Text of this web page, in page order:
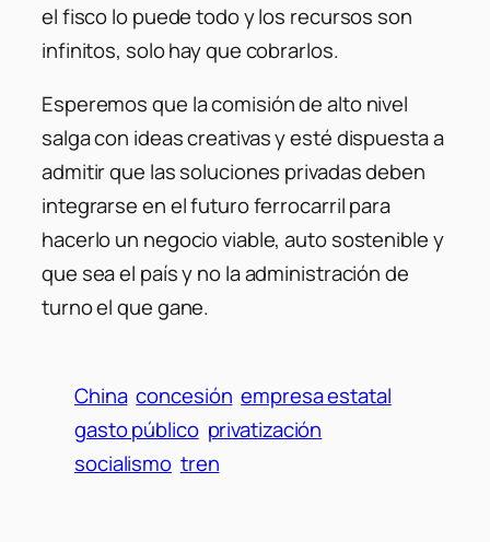
el fisco lo puede todo y los recursos son
infinitos, solo hay que cobrarlos.
Esperemos que la comisión de alto nivel
salga con ideas creativas y esté dispuesta a
admitir que las soluciones privadas deben
integrarse en el futuro ferrocarril para
hacerlo un negocio viable, auto sostenible y
que sea el país y no la administración de
turno el que gane.
China concesión empresa estatal
gasto público privatización
socialismo tren